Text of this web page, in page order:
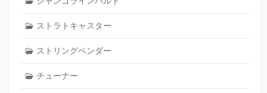
ストラトキャスター
ストリングベンダー
チューナー